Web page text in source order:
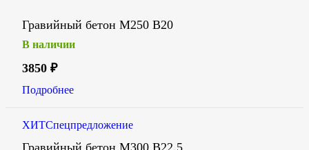
Гравийный бетон М250 В20
В наличии
3850 ₽
Подробнее
ХИТСпецпредложение